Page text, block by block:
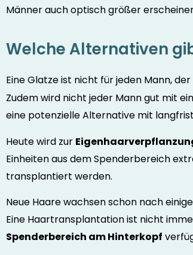
Männer auch optisch größer
Welche Alternativen
Eine Glatze ist nicht für jeden Mann,
Zudem wird nicht jeder Mann gut mit
eine potenzielle Alternative mit
Heute wird zur
Einheiten aus dem Spenderbereich
transplantiert werden.
Neue Haare wachsen schon nach
Eine Haartransplantation ist nicht
Spenderbereich am Hinterkopf